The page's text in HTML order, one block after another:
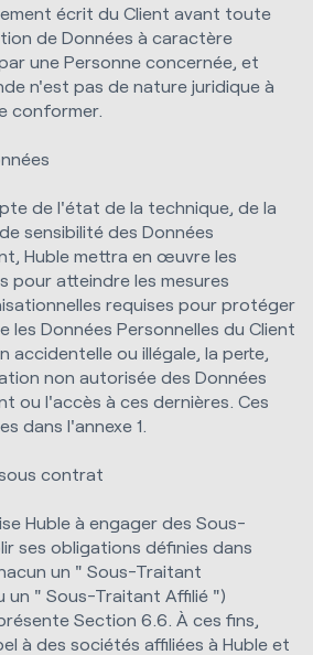
écrit du Client avant toute
de Données à caractère
une Personne concernée, et
n'est pas de nature juridique à
conformer.
de l'état de la technique, de la
sensibilité des Données
Huble mettra en œuvre les
pour atteindre les mesures
requises pour protéger
les Données Personnelles du Client
ou illégale, la perte,
non autorisée des Données
ou l'accès à ces dernières. Ces
dans l'annexe 1.
contrat
Huble à engager des Sous-
ses obligations définies dans
un " Sous-Traitant
" Sous-Traitant Affilié ")
Section 6.6. À ces fins,
à des sociétés affiliées à Huble et